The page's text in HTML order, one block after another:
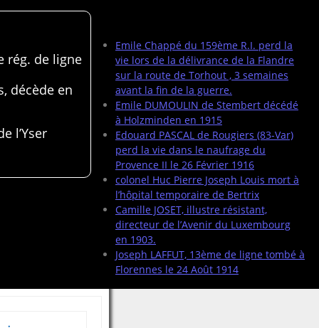
Emile Chappé du 159ème R.I. perd la
vie lors de la délivrance de la Flandre
sur la route de Torhout , 3 semaines
avant la fin de la guerre.
Emile DUMOULIN de Stembert décédé
à Holzminden en 1915
Edouard PASCAL de Rougiers (83-Var)
perd la vie dans le naufrage du
Provence II le 26 Février 1916
colonel Huc Pierre Joseph Louis mort à
l’hôpital temporaire de Bertrix
Camille JOSET, illustre résistant,
directeur de l’Avenir du Luxembourg
en 1903.
Joseph LAFFUT, 13ème de ligne tombé à
Florennes le 24 Août 1914
rég. de ligne
décède en
l’Yser